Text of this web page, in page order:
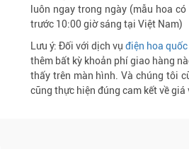
luôn ngay trong ngày (mẫu hoa
trước 10:00 giờ sáng tại Việt Nam)
Lưu ý: Đối với dịch vụ điện hoa
thêm bất kỳ khoản phí giao hàng
thấy trên màn hình. Và chúng tôi
cũng thực hiện đúng cam kết về giá